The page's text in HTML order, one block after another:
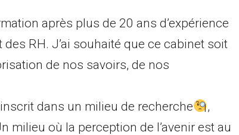
après plus de 20 ans d’expérience
RH. J’ai souhaité que ce cabinet soit
de nos savoirs, de nos
dans un milieu de recherche
,
milieu où la perception de l’avenir est au